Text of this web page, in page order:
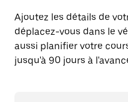
Ajoutez les détails de
déplacez-vous dans le
aussi planifier votre
jusqu'à 90 jours à